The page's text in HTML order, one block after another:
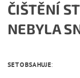
ČIŠTĚNÍ
NEBYLA
SET OBSAHUJE: